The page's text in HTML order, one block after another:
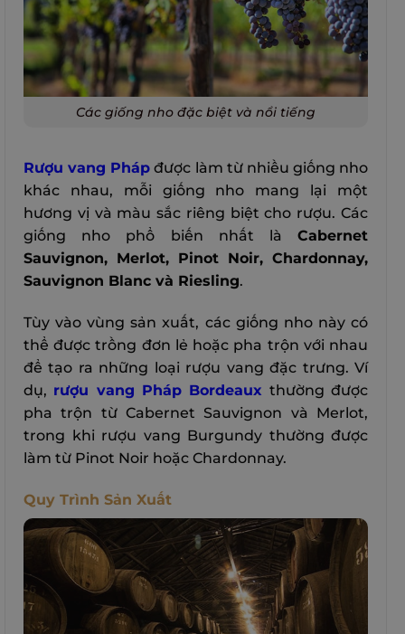
Các giống nho đặc biệt và nổi tiếng
Rượu vang Pháp được làm từ nhiều giống nho
khác nhau, mỗi giống nho mang lại một
hương vị và màu sắc riêng biệt cho rượu. Các
giống nho phổ biến nhất là Cabernet
Sauvignon, Merlot, Pinot Noir, Chardonnay,
Sauvignon Blanc và Riesling.
Tùy vào vùng sản xuất, các giống nho này có
thể được trồng đơn lẻ hoặc pha trộn với nhau
để tạo ra những loại rượu vang đặc trưng. Ví
dụ, rượu vang Pháp Bordeaux thường được
pha trộn từ Cabernet Sauvignon và Merlot,
trong khi rượu vang Burgundy thường được
làm từ Pinot Noir hoặc Chardonnay.
Quy Trình Sản Xuất